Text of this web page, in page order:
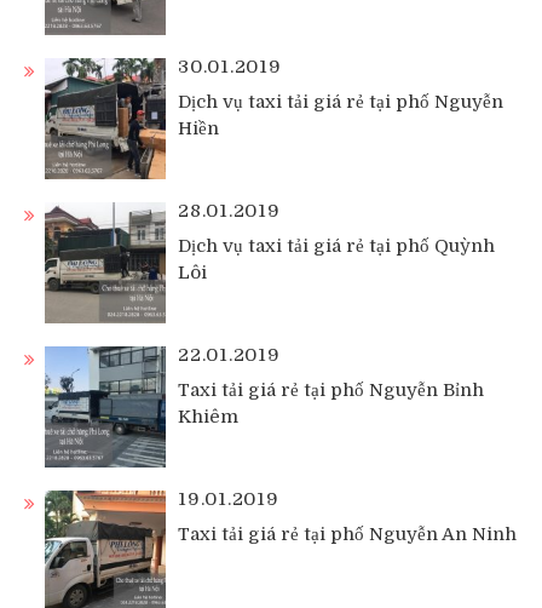
30.01.2019
Dịch vụ taxi tải giá rẻ tại phố Nguyễn
Hiền
28.01.2019
Dịch vụ taxi tải giá rẻ tại phố Quỳnh
Lôi
22.01.2019
Taxi tải giá rẻ tại phố Nguyễn Bỉnh
Khiêm
19.01.2019
Taxi tải giá rẻ tại phố Nguyễn An Ninh